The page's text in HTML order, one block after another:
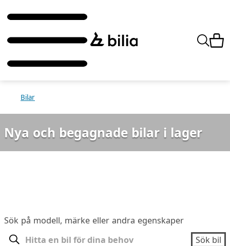
Bilar
Nya och begagnade bilar i lager
Sök på modell, märke eller andra egenskaper
Sök bil